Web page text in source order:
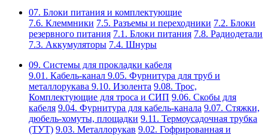
07. Блоки питания и комплектующие
7.6. Клеммники 7.5. Разъемы и переходники 7.2. Блоки
резервного питания 7.1. Блоки питания 7.8. Радиодетали
7.3. Аккумуляторы 7.4. Шнуры
09. Системы для прокладки кабеля
9.01. Кабель-канал 9.05. Фурнитура для труб и
металлорукава 9.10. Изолента 9.08. Трос,
Комплектующие для троса и СИП 9.06. Скобы для
кабеля 9.04. Фурнитура для кабель-канала 9.07. Стяжки,
дюбель-хомуты, площадки 9.11. Термоусадочная трубка
(ТУТ) 9.03. Металлорукав 9.02. Гофрированная и